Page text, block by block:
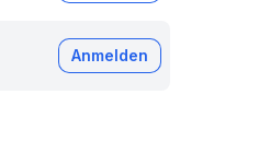
Anmelden